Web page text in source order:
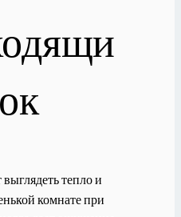
тепло и
комнате при